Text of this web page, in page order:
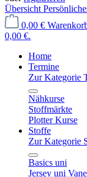
Übersicht
0,00 €
0,00 €.
Home
Termine
Zur Kategorie
Nähkurse
Stoffmärkte
Plotter Kurse
Stoffe
Zur Kategorie
Basics uni
Jersey uni